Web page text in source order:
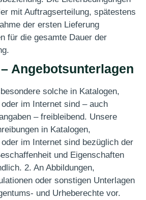
mit Auftragserteilung, spätestens
der ersten Lieferung
für die gesamte Dauer der
Angebotsunterlagen
solche in Katalogen,
im Internet sind – auch
– freibleibend. Unsere
in Katalogen,
im Internet sind bezüglich der
und Eigenschaften
2. An Abbildungen,
oder sonstigen Unterlagen
und Urheberechte vor.